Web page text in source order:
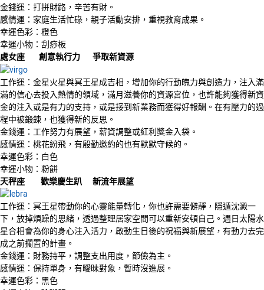
金錢運：打拼財路，辛苦有財。
感情運：家庭生活忙碌，親子活動安排，重視教育成果。
幸運色彩：橙色
幸運小物：刮痧板
處女座 創意執行力 爭取新資源
工作運：金星火星與冥王星成吉相，增加你的行動魄力與創造力，注入滿
滿的信心去投入熱情的領域，滿月滋養你的資源宮位，也許能夠獲得新資
金的注入或是有力的支持，或是接到新業務而獲得好報酬。在有壓力的過
程中被鍛鍊，也獲得新的反思。
金錢運：工作努力有展望，薪資調整或紅利獎金入袋。
感情運：桃花紛飛，有殷勤邀約的也有默默守候的。
幸運色彩：白色
幸運小物：粉餅
天秤座 歡樂慶生趴 新流年展望
工作運：冥王星帶動你的心靈能量轉化，你也許需要僻靜，隱遁沈澱一
下，放掉煩躁的思緒，透過整理居家空間可以重新安頓自己。週日太陽水
星合相會為你的身心注入活力，啟動生日後的祝福與新展望，有動力去完
成之前擱置的計畫。
金錢運：財務持平，調整支出用度，節儉為主。
感情運：保持單身，有曖昧對象，暫時沒進展。
幸運色彩：黑色